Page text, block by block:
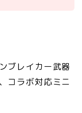
ブレイカー武器
コラボ対応ミニ